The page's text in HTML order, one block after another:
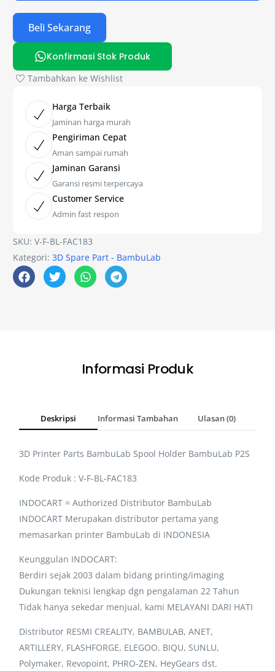
Beli Sekarang
Konfirmasi Stok Produk
Tambahkan ke Wishlist
Harga Terbaik
Jaminan harga murah
Pengiriman Cepat
Aman sampai rumah
Jaminan Garansi
Garansi resmi terpercaya
Customer Service
Admin fast respon
SKU:V-F-BL-FAC183
Kategori:3D Spare Part - BambuLab
Informasi Produk
Deskripsi Informasi Tambahan Ulasan (0)
3D Printer Parts BambuLab Spool Holder BambuLab P2S
Kode Produk : V-F-BL-FAC183
INDOCART = Authorized Distributor BambuLab
INDOCART Merupakan distributor pertama yang
memasarkan printer BambuLab di INDONESIA
Keunggulan INDOCART:
Berdiri sejak 2003 dalam bidang printing/imaging
Dukungan teknisi lengkap dgn pengalaman 22 Tahun
Tidak hanya sekedar menjual, kami MELAYANI DARI HATI
Distributor RESMI CREALITY, BAMBULAB, ANET,
ARTILLERY, FLASHFORGE, ELEGOO, BIQU, SUNLU,
Polymaker, Revopoint, PHRO-ZEN, HeyGears dst.